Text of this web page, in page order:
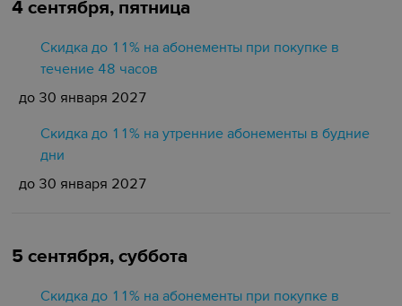
4 сентября, пятница
Скидка до 11% на абонементы при покупке в
течение 48 часов
до 30 января 2027
Скидка до 11% на утренние абонементы в будние
дни
до 30 января 2027
5 сентября, суббота
Скидка до 11% на абонементы при покупке в